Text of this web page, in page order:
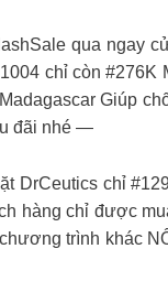
qua ngay
chỉ còn
Giúp
đãi nhé —
DrCeutics chỉ
hàng chỉ được
trình khác